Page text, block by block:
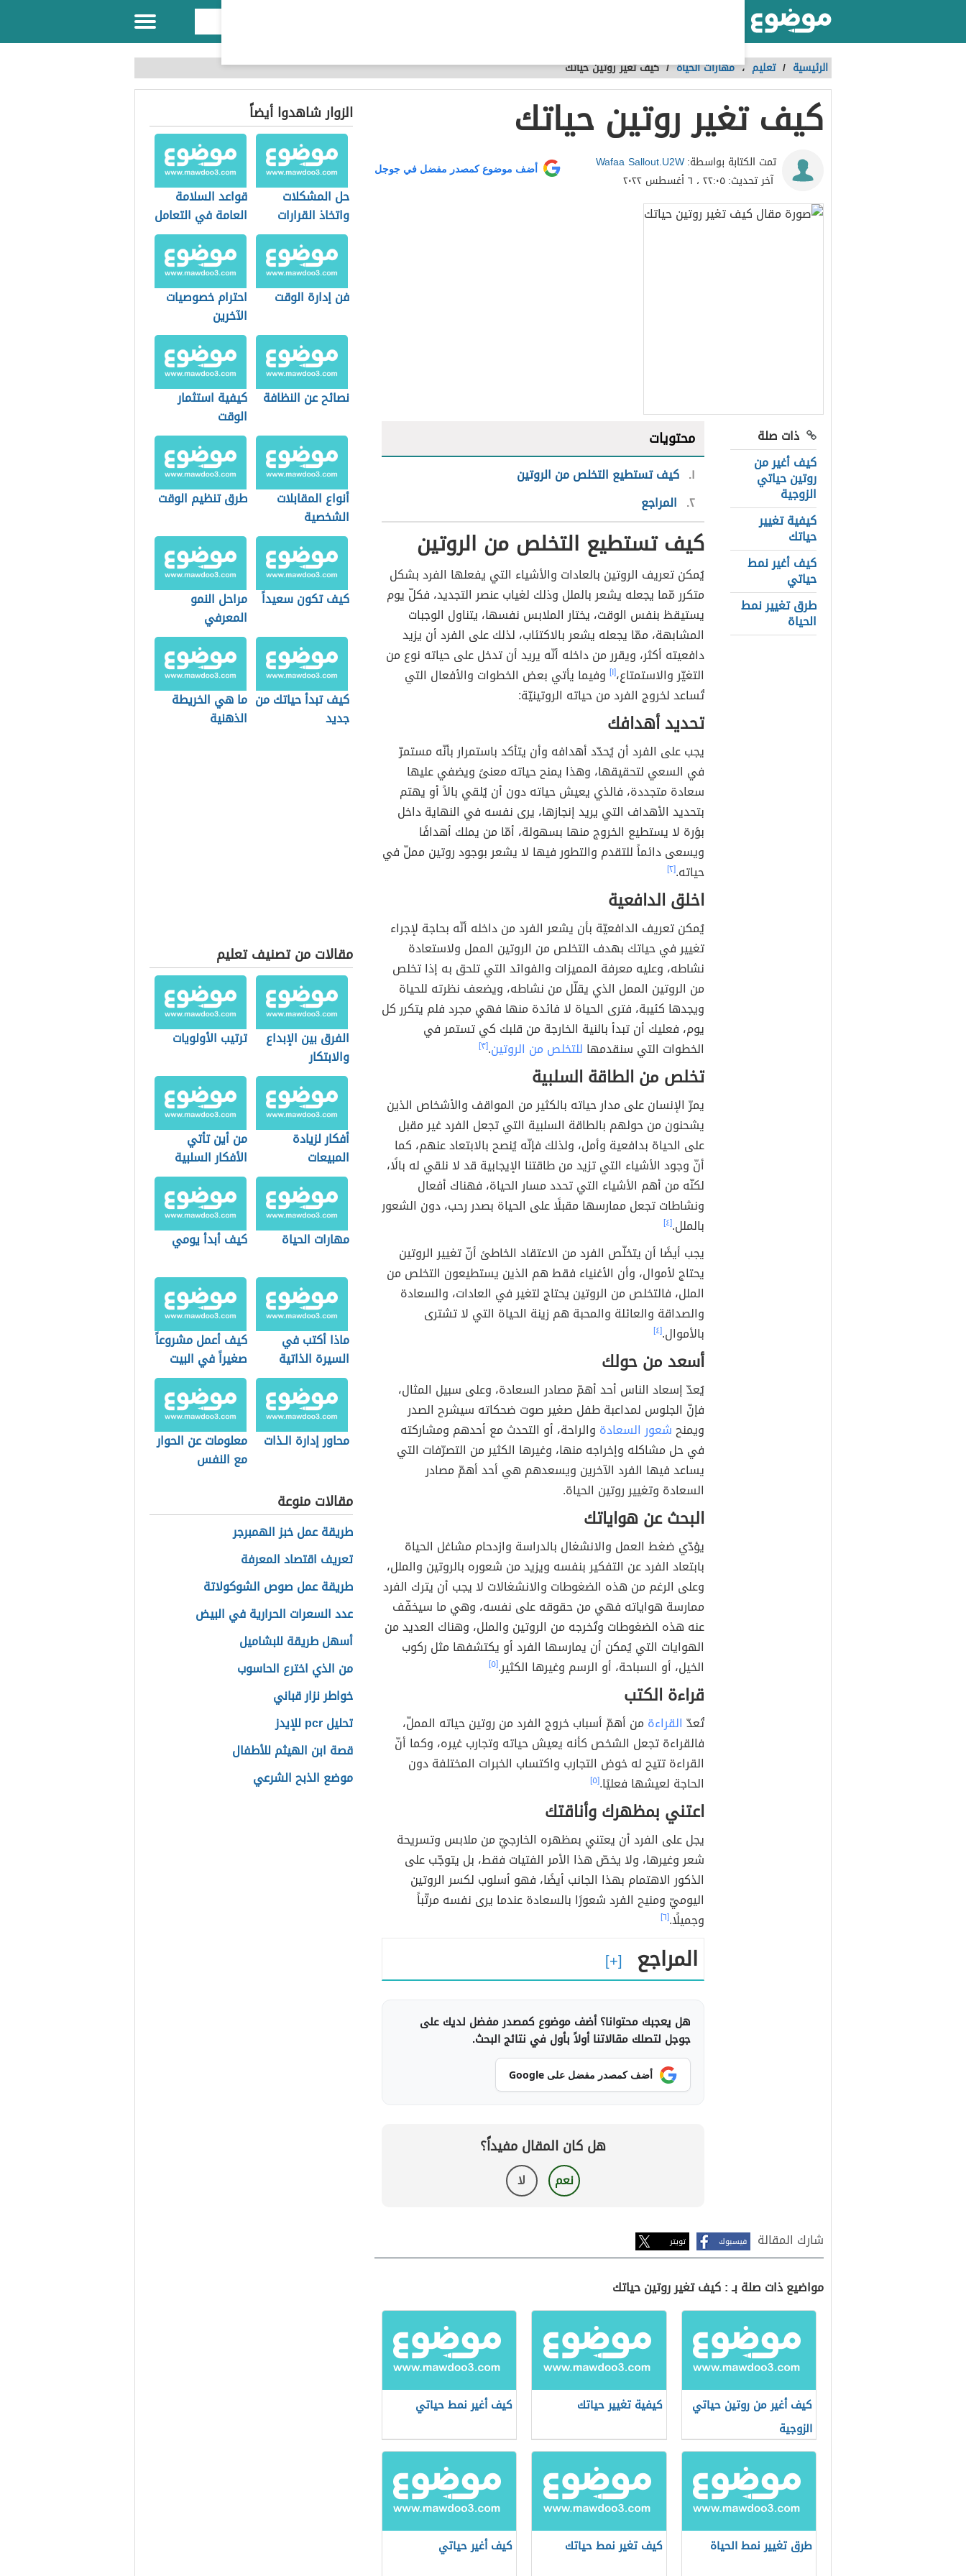
الرئيسية / تعليم ،مهارات الحياة /كيف تغير روتين حياتك
كيف تغير روتين حياتك
تمت الكتابة بواسطة:Wafaa Sallout.U2W
آخر تحديث:٢٢:٠٥ ، ٦ أغسطس ٢٠٢٢
أضف موضوع كمصدر مفضل في جوجل
ذات صلة
كيف أغير من
روتين حياتي
الزوجية
كيفية تغيير
حياتك
كيف أغير نمط
حياتي
طرق تغيير نمط
الحياة
محتويات
١ كيف تستطيع التخلص من الروتين
٢ المراجع
كيف تستطيع التخلص من الروتين
يُمكن تعريف الروتين بالعادات والأشياء التي يفعلها الفرد بشكل
متكرر مّما يجعله يشعر بالملل وذلك لغياب عنصر التجديد، فكلّ يوم
يستيقظ بنفس الوقت، يختار الملابس نفسها، يتناول الوجبات
المشابهة، ممّا يجعله يشعر بالاكتئاب، لذلك على الفرد أن يزيد
دافعيته أكثر، ويقرر من داخله أنّه يريد أن تدخل على حياته نوع من
التغيّر والاستمتاع،[١] وفيما يأتي بعض الخطوات والأفعال التي
تُساعد لخروج الفرد من حياته الروتينيّة:
تحديد أهدافك
يجب على الفرد أن يُحدّد أهدافه وأن يتأكد باستمرار بأنّه مستمرّ
في السعي لتحقيقها، وهذا يمنح حياته معنىً ويضفي عليها
سعادة متجددة، فالذي يعيش حياته دون أن يُلقي بالاً أو يهتم
بتحديد الأهداف التي يريد إنجازها، يرى نفسه في النهاية داخل
بؤرة لا يستطيع الخروج منها بسهولة، أمّا من يملك أهدافًا
ويسعى دائماً للتقدم والتطور فيها لا يشعر بوجود روتين مملّ في
حياته.[٢]
اخلق الدافعية
يُمكن تعريف الدافعيّة بأن يشعر الفرد من داخله أنّه بحاجة لإجراء
تغيير في حياتك بهدف التخلص من الروتين الممل ولاستعادة
نشاطه، وعليه معرفة المميزات والفوائد التي تلحق به إذا تخلص
من الروتين الممل الذي يقلّل من نشاطه، ويضعف نظرته للحياة
ويجدها كئيبة، فترى الحياة لا فائدة منها فهي مجرد فلم يتكرر كل
يوم، فعليك أن تبدأ بالنية الخارجة من قلبك كي تستمر في
الخطوات التي سنقدمها للتخلص من الروتين.[٣]
تخلص من الطاقة السلبية
يمرّ الإنسان على مدار حياته بالكثير من المواقف والأشخاص الذين
يشحنون من حولهم بالطاقة السلبية التي تجعل الفرد غير مقبل
على الحياة بدافعية وأمل، ولذلك فإنّه يُنصح بالابتعاد عنهم، كما
أنّ وجود الأشياء التي تزيد من طاقتنا الإيجابية قد لا نلقي له بالًا،
لكنّه من أهم الأشياء التي تحدد مسار الحياة، فهناك أفعال
ونشاطات تجعل ممارسها مقبلًا على الحياة بصدر رحب، دون الشعور
بالملل.[٤]
يجب أيضًا أن يتخلّص الفرد من الاعتقاد الخاطئ أنّ تغيير الروتين
يحتاج لأموال، وأن الأغنياء فقط هم الذين يستطيعون التخلص من
الملل، فالتخلص من الروتين يحتاج لتغير في العادات، والسعادة
والصداقة والعائلة والمحبة هم زينة الحياة التي لا تشترى
بالأموال.[٤]
أسعد من حولك
يُعدّ إسعاد الناس أحد أهمّ مصادر السعادة، وعلى سبيل المثال،
فإنّ الجلوس لمداعبة طفل صغير صوت ضحكاته سيشرح الصدر
ويمنحشعور السعادة والراحة، أو التحدث مع أحدهم ومشاركته
في حل مشاكله وإخراجه منها، وغيرها الكثير من التصرّفات التي
يساعد فيها الفرد الآخرين ويسعدهم هي أحد أهمّ مصادر
السعادة وتغيير روتين الحياة.
البحث عن هواياتك
يؤدّي ضغط العمل والانشغال بالدراسة وازدحام مشاغل الحياة
بابتعاد الفرد عن التفكير بنفسه ويزيد من شعوره بالروتين والملل،
وعلى الرغم من هذه الضغوطات والانشغالات لا يجب أن يترك الفرد
ممارسة هواياته فهي من حقوقه على نفسه، وهي ما سيخفّف
عنه هذه الضغوطات وتُخرجه من الروتين والملل، وهناك العديد من
الهوايات التي يُمكن أن يمارسها الفرد أو يكتشفها مثل ركوب
الخيل، أو السباحة، أو الرسم وغيرها الكثير.[٥]
قراءة الكتب
تُعدّ القراءة من أهمّ أسباب خروج الفرد من روتين حياته المملّ،
فالقراءة تجعل الشخص كأنه يعيش حياته وتجارب غيره، وكما أنّ
القراءة تتيح له خوض التجارب واكتساب الخبرات المختلفة دون
الحاجة لعيشها فعليًا.[٥]
اعتني بمظهرك وأناقتك
يجل على الفرد أن يعتني بمظهره الخارجيّ من ملابس وتسريحة
شعر وغيرها، ولا يخصّ هذا الأمر الفتيات فقط، بل يتوجّب على
الذكور الاهتمام بهذا الجانب أيضًا، فهو أسلوب لكسر الروتين
اليوميّ ومنيح الفرد شعورًا بالسعادة عندما يرى نفسه مرتّباً
وجميلًا.[٦]
المراجع
هل يعجبك محتوانا؟ أضف موضوع كمصدر مفضل لديك على
جوجل لتصلك مقالاتنا أولاً بأول في نتائج البحث.
أضف كمصدر مفضل على Google
هل كان المقال مفيداً؟
نعم لا
شارك المقالة فيسبوك تويتر
مواضيع ذات صلة بـ : كيف تغير روتين حياتك
كيف أغير من روتين حياتي
الزوجية
كيفية تغيير حياتك كيف أغير نمط حياتي
طرق تغيير نمط الحياة كيف تغير نمط حياتك كيف أغير حياتي
الزوار شاهدوا أيضاً
حل المشكلات
واتخاذ القرارات
قواعد السلامة
العامة في التعامل
مع الكهرباء
فن إدارة الوقت
احترام خصوصيات
الآخرين
نصائح عن النظافة
كيفية استثمار
الوقت
أنواع المقابلات
الشخصية
طرق تنظيم الوقت
كيف تكون سعيداً
مراحل النمو
المعرفي
كيف تبدأ حياتك من
جديد
ما هي الخريطة
الذهنية
مقالات من تصنيف تعليم
الفرق بين الإبداع
والابتكار
ترتيب الأولويات
أفكار لزيادة
المبيعات
من أين تأتي
الأفكار السلبية
مهارات الحياة كيف أبدأ يومي
ماذا أكتب في
السيرة الذاتية
كيف أعمل مشروعاً
صغيراً في البيت
محاور إدارة الـذات
معلومات عن الحوار
مع النفس
مقالات منوعة
طريقة عمل خبز الهمبرجر
تعريف اقتصاد المعرفة
طريقة عمل صوص الشوكولاتة
عدد السعرات الحرارية في البيض
أسهل طريقة للبشاميل
من الذي اخترع الحاسوب
خواطر نزار قباني
تحليل pcr للإيدز
قصة ابن الهيثم للأطفال
موضع الذبح الشرعي